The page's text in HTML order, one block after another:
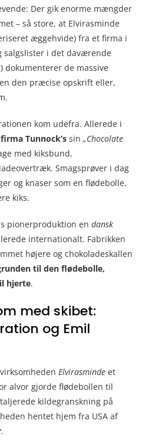
Der gik enorme mængder
– så store, at Elvirasminde
æggehvide) fra et firma i
salgslister i det daværende
dokumenterer de massive
den præcise opskrift eller,
kom udefra. Allerede i
Tunnock’s sin „Chocolate
med kiksbund,
Smagsprøver i dag
og knaser som en flødebolle,
kiks.
pionerproduktion en dansk
internationalt. Fabrikken
højere og chokoladeskallen
til den flødebolle,
hjerte.
med skibet:
og Emil
Elvirasminde et
alvor gjorde flødebollen til
kildegranskning på
hentet hjem fra USA af
.